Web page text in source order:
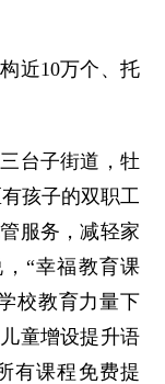
近10万个、托
台子街道，牡
孩子的双职工
服务，减轻家
“幸福教育课
校教育力量下
童增设提升语
有课程免费提